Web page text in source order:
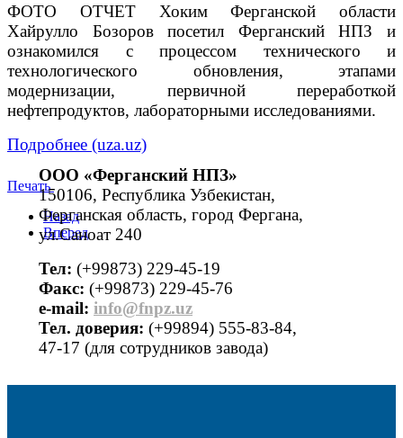
ФОТО ОТЧЕТ Хоким Ферганской области
Хайрулло Бозоров посетил Ферганский НПЗ и
ознакомился с процессом технического и
технологического обновления, этапами
модернизации, первичной переработкой
нефтепродуктов, лабораторными исследованиями.
Подробнее (uza.uz)
Печать
Назад
Вперед
ООО «Ферганский НПЗ»
150106, Республика Узбекистан,
Ферганская область, город Фергана,
ул.Саноат 240
Тел: (+99873) 229-45-19
Факс: (+99873) 229-45-76
е-mail: info@fnpz.uz
Тел. доверия: (+99894) 555-83-84,
47-17 (для сотрудников завода)